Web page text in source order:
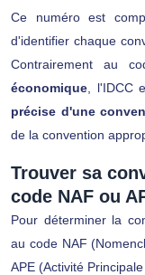
Ce numéro est
d'identifier chaque
Contrairement au
économique , l'IDCC
précise d'une
de la convention
Trouver sa
code NAF ou
Pour déterminer la
au code NAF
APE (Activité